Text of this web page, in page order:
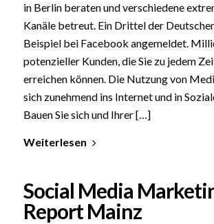
in Berlin beraten und verschiedene
Kanäle betreut. Ein Drittel der
Beispiel bei Facebook angemeldet.
potenzieller Kunden, die Sie zu jedem
erreichen können. Die Nutzung von
sich zunehmend ins Internet und in
Bauen Sie sich und Ihrer […]
Weiterlesen
Social Media
Report Mainz